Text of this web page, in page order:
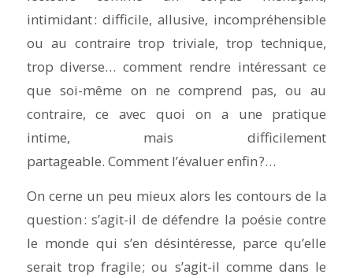
intimidant : difficile, allusive, incompréhensible
ou au contraire trop triviale, trop technique,
trop diverse… comment rendre intéressant ce
que soi-même on ne comprend pas, ou au
contraire, ce avec quoi on a une pratique
intime, mais difficilement
partageable. Comment l’évaluer enfin ?…
On cerne un peu mieux alors les contours de la
question : s’agit-il de défendre la poésie contre
le monde qui s’en désintéresse, parce qu’elle
serait trop fragile ; ou s’agit-il comme dans le